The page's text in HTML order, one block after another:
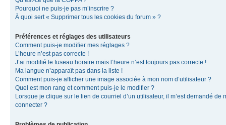
Pourquoi ne puis-je pas m’inscrire ?
À quoi sert « Supprimer tous les cookies du forum » ?
Préférences et réglages des utilisateurs
Comment puis-je modifier mes réglages ?
L’heure n’est pas correcte !
J’ai modifié le fuseau horaire mais l’heure n’est toujours pas correcte !
Ma langue n’apparaît pas dans la liste !
Comment puis-je afficher une image associée à mon nom d’utilisateur ?
Quel est mon rang et comment puis-je le modifier ?
Lorsque je clique sur le lien de courriel d’un utilisateur, il m’est demandé de
connecter ?